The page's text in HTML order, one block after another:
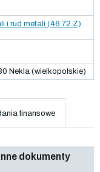
i rud metali (46.72.Z)
Nekla (wielkopolskie)
finansowe
dokumenty